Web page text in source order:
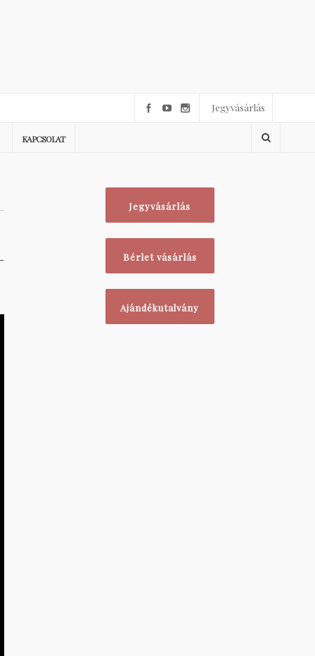
Jegyvásárlás
KAPCSOLAT
Jegyvásárlás
Bérlet vásárlás
Ajándékutalvány